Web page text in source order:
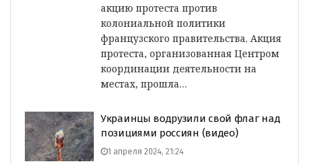
акцию протеста против
колониальной политики
французского правительства. Акция
протеста, организованная Центром
координации деятельности на
местах, прошла…
Украинцы водрузили свой флаг над
позициями россиян (видео)
1 апреля 2024, 21:24